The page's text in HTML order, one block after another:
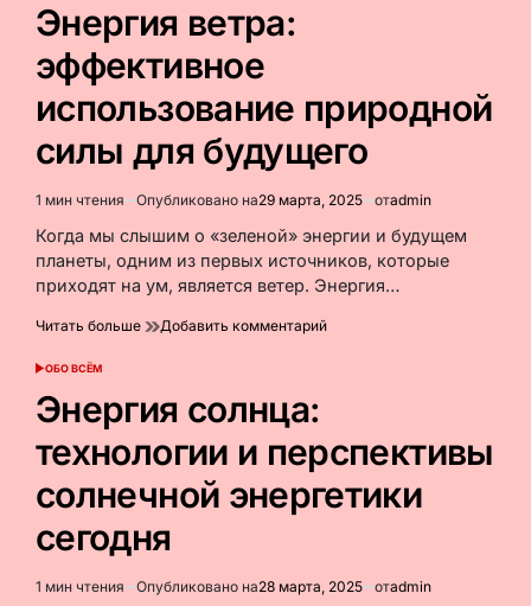
практично
Энергия ветра:
эффективное
использование природной
силы для будущего
Расчётное
время
чтения
1 мин чтения Опубликовано на29 марта, 2025 отadmin
Когда мы слышим о «зеленой» энергии и будущем
планеты, одним из первых источников, которые
приходят на ум, является ветер. Энергия…
Читать больше Добавить комментарийк
силы
будущего
ОПУБЛИКОВАНО
ОБО ВСЁМ
Энергия солнца:
технологии и перспективы
солнечной энергетики
сегодня
Расчётное
1 мин чтения Опубликовано на28 марта, 2025 отadmin